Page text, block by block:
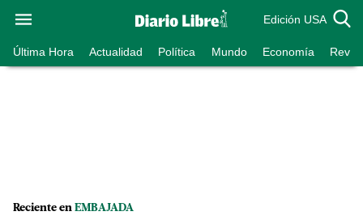
Edición USA
Última Hora Actualidad Política Mundo Economía
Reciente en EMBAJADA